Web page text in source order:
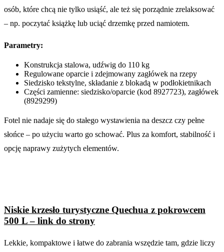
osób, które chcą nie tylko usiąść, ale też się porządnie zrelaksować
– np. poczytać książkę lub uciąć drzemkę przed namiotem.
Parametry:
Konstrukcja stalowa, udźwig do 110 kg
Regulowane oparcie i zdejmowany zagłówek na rzepy
Siedzisko tekstylne, składanie z blokadą w podłokietnikach
Części zamienne: siedzisko/oparcie (kod 8927723), zagłówek
(8929299)
Fotel nie nadaje się do stałego wystawienia na deszcz czy pełne
słońce – po użyciu warto go schować. Plus za komfort, stabilność i
opcję naprawy zużytych elementów.
Niskie krzesło turystyczne Quechua z pokrowcem
500 L – link do strony
Lekkie, kompaktowe i łatwe do zabrania wszędzie tam, gdzie liczy